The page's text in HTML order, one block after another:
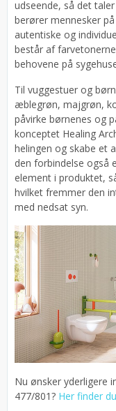
udseende, så det
berører mennesker
autentiske og
består af
behovene på
Til vuggestuer og
æblegrøn, majgrøn,
påvirke børnenes og
konceptet Healing
helingen og skabe et
den forbindelse også
element i produktet,
hvilket fremmer den
med nedsat syn.
Nu ønsker yderligere
477/801? Her finder